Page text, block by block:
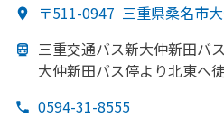
〒511-0947 三重県桑名市
三重交通バス新大仲新田バ
大仲新田バス停より北東へ
0594-31-8555